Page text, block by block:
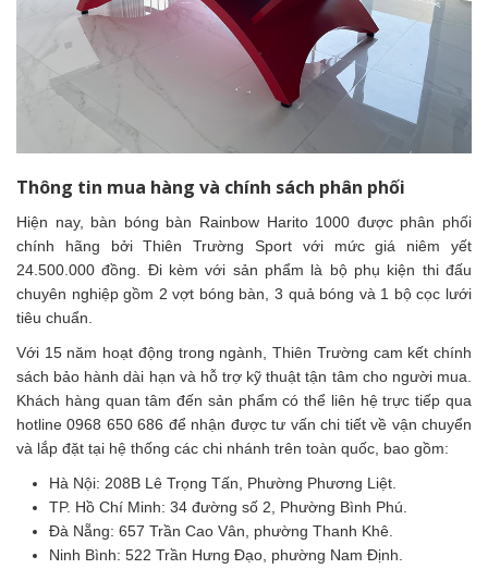
Thông tin mua hàng và chính sách phân phối
Hiện nay, bàn bóng bàn Rainbow Harito 1000 được phân phối
chính hãng bởi Thiên Trường Sport với mức giá niêm yết
24.500.000 đồng. Đi kèm với sản phẩm là bộ phụ kiện thi đấu
chuyên nghiệp gồm 2 vợt bóng bàn, 3 quả bóng và 1 bộ cọc lưới
tiêu chuẩn.
Với 15 năm hoạt động trong ngành, Thiên Trường cam kết chính
sách bảo hành dài hạn và hỗ trợ kỹ thuật tận tâm cho người mua.
Khách hàng quan tâm đến sản phẩm có thể liên hệ trực tiếp qua
hotline 0968 650 686 để nhận được tư vấn chi tiết về vận chuyển
và lắp đặt tại hệ thống các chi nhánh trên toàn quốc, bao gồm:
Hà Nội: 208B Lê Trọng Tấn, Phường Phương Liệt.
TP. Hồ Chí Minh: 34 đường số 2, Phường Bình Phú.
Đà Nẵng: 657 Trần Cao Vân, phường Thanh Khê.
Ninh Bình: 522 Trần Hưng Đạo, phường Nam Định.